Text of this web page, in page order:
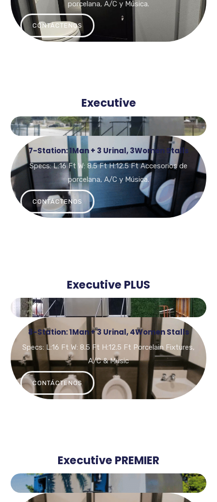
porcelana, A/C y Música.
CONTÁCTENOS
Executive
7-Station: 1Man + 3 Urinal, 3Women Stalls
Specs: L:16 Ft W: 8.5 Ft H:12.5 Ft Accesorios de
porcelana, A/C y Música.
CONTÁCTENOS
Executive PLUS
8-Station: 1Man + 3 Urinal, 4Women Stalls
Specs: L:16 Ft W: 8.5 Ft H:12.5 Ft Porcelain Fixtures,
A/C & Music
CONTÁCTENOS
Executive PREMIER